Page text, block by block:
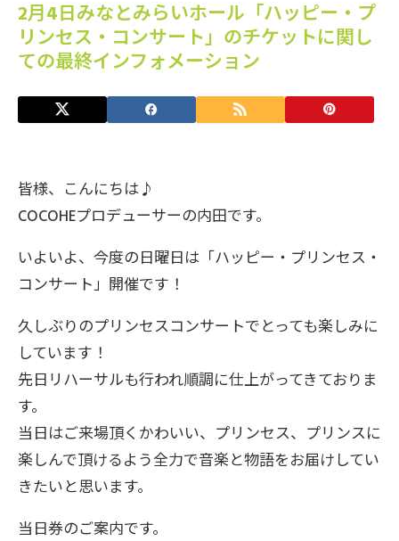
2月4日みなとみらいホール「ハッピー・プ
リンセス・コンサート」のチケットに関し
ての最終インフォメーション
皆様、こんにちは♪
COCOHEプロデューサーの内田です。
いよいよ、今度の日曜日は「ハッピー・プリンセス・
コンサート」開催です！
久しぶりのプリンセスコンサートでとっても楽しみに
しています！
先日リハーサルも行われ順調に仕上がってきておりま
す。
当日はご来場頂くかわいい、プリンセス、プリンスに
楽しんで頂けるよう全力で音楽と物語をお届けしてい
きたいと思います。
当日券のご案内です。